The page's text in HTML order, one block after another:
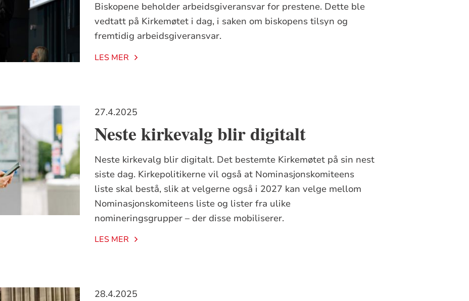
Biskopene beholder arbeidsgiveransvar for prestene. Dette ble
vedtatt på Kirkemøtet i dag, i saken om biskopens tilsyn og
fremtidig arbeidsgiveransvar.
LES MER
27.4.2025
Neste kirkevalg blir digitalt
Neste kirkevalg blir digitalt. Det bestemte Kirkemøtet på sin nest
siste dag. Kirkepolitikerne vil også at Nominasjonskomiteens
liste skal bestå, slik at velgerne også i 2027 kan velge mellom
Nominasjonskomiteens liste og lister fra ulike
nomineringsgrupper – der disse mobiliserer.
LES MER
28.4.2025